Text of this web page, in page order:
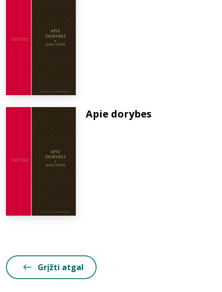
Apie dorybes
Grįžti atgal